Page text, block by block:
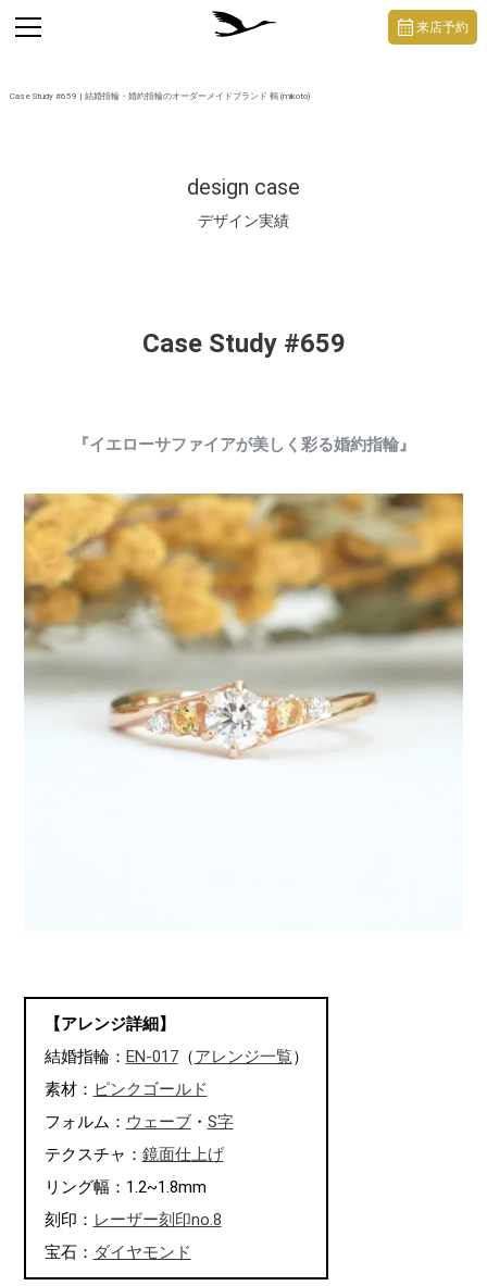
Case Study #659 | 結婚指輪・婚約指輪のオーダーメイドブランド 鶴 (mikoto)
design case
デザイン実績
toggle
navigation
来店予約
Case Study #659
『イエローサファイアが美しく彩る婚約指輪』
【アレンジ詳細】
結婚指輪： EN-017（アレンジ一覧）
素材： ピンクゴールド
フォルム： ウェーブ・ S字
テクスチャ： 鏡面仕上げ
リング幅：1.2~1.8mm
刻印： レーザー刻印no.8
宝石： ダイヤモンド